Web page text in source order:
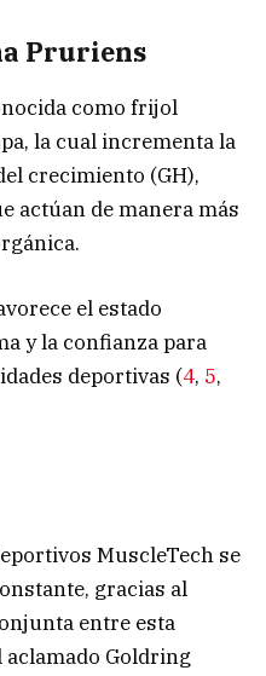
Pruriens
como frijol
la cual incrementa la
crecimiento (GH),
actúan de manera más
el estado
y la confianza para
deportivas (4, 5,
MuscleTech se
gracias al
entre esta
aclamado Goldring